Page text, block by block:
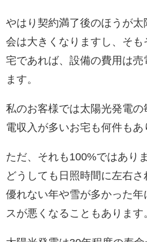
やはり契約満了後のほうが
会は大きくなりますし、そ
宅であれば、設備の費用は売
ます。
私のお客様では太陽光発電
電収入が多いお宅も何件もあ
ただ、それも100%ではあり
どうしても日照時間に左右
優れない年や雪が多かった
スが悪くなることもあります